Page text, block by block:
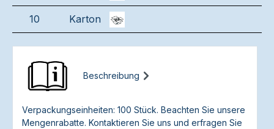
10 Karton
Beschreibung
Verpackungseinheiten: 100 Stück. Beachten Sie unsere
Mengenrabatte. Kontaktieren Sie uns und erfragen Sie